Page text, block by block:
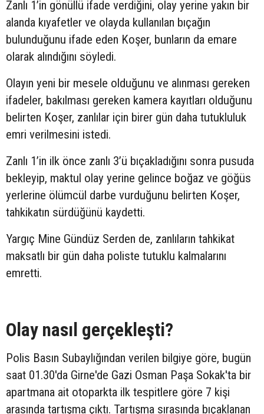
Zanlı 1’in gönüllü ifade verdiğini, olay yerine yakın bir
alanda kıyafetler ve olayda kullanılan bıçağın
bulunduğunu ifade eden Koşer, bunların da emare
olarak alındığını söyledi.
Olayın yeni bir mesele olduğunu ve alınması gereken
ifadeler, bakılması gereken kamera kayıtları olduğunu
belirten Koşer, zanlılar için birer gün daha tutukluluk
emri verilmesini istedi.
Zanlı 1’in ilk önce zanlı 3’ü bıçakladığını sonra pusuda
bekleyip, maktul olay yerine gelince boğaz ve göğüs
yerlerine ölümcül darbe vurduğunu belirten Koşer,
tahkikatın sürdüğünü kaydetti.
Yargıç Mine Gündüz Serden de, zanlıların tahkikat
maksatlı bir gün daha poliste tutuklu kalmalarını
emretti.
Olay nasıl gerçekleşti?
Polis Basın Subaylığından verilen bilgiye göre, bugün
saat 01.30'da Girne'de Gazi Osman Paşa Sokak'ta bir
apartmana ait otoparkta ilk tespitlere göre 7 kişi
arasında tartışma çıktı. Tartışma sırasında bıçaklanan